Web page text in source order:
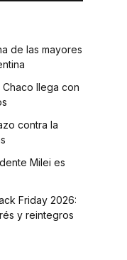
de las mayores
llega con
contra la
Milei es
Friday 2026:
y reintegros